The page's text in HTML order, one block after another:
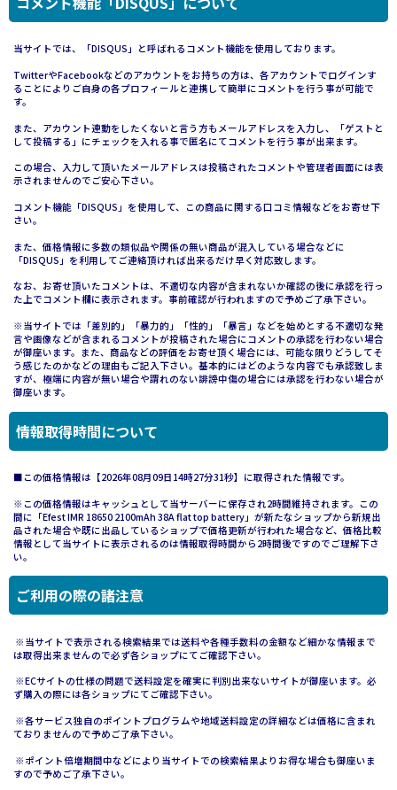
当サイトでは、「DISQUS」と呼ばれるコメント機能を使用しております。
TwitterやFacebookなどのアカウントをお持ちの方は、各アカウントでログインす
ることによりご自身の各プロフィールと連携して簡単にコメントを行う事が可能で
す。
また、アカウント連動をしたくないと言う方もメールアドレスを入力し、「ゲストと
して投稿する」にチェックを入れる事で匿名にてコメントを行う事が出来ます。
この場合、入力して頂いたメールアドレスは投稿されたコメントや管理者画面には表
示されませんのでご安心下さい。
コメント機能「DISQUS」を使用して、この商品に関する口コミ情報などをお寄せ下
さい。
また、価格情報に多数の類似品や関係の無い商品が混入している場合などに
「DISQUS」を利用してご連絡頂ければ出来るだけ早く対応致します。
なお、お寄せ頂いたコメントは、不適切な内容が含まれないか確認の後に承認を行っ
た上でコメント欄に表示されます。事前確認が行われますので予めご了承下さい。
※当サイトでは「差別的」「暴力的」「性的」「暴言」などを始めとする不適切な発
言や画像などが含まれるコメントが投稿された場合にコメントの承認を行わない場合
が御座います。また、商品などの評価をお寄せ頂く場合には、可能な限りどうしてそ
う感じたのかなどの理由もご記入下さい。基本的にはどのような内容でも承認致しま
すが、極端に内容が無い場合や謂れのない誹謗中傷の場合には承認を行わない場合が
御座います。
情報取得時間について
■この価格情報は【2026年08月09日14時27分31秒】に取得された情報です。
※この価格情報はキャッシュとして当サーバーに保存され2時間維持されます。この
間に「Efest IMR 18650 2100mAh 38A flat top battery」が新たなショップから新規出
品された場合や既に出品しているショップで価格更新が行われた場合など、価格比較
情報として当サイトに表示されるのは情報取得時間から2時間後ですのでご理解下さ
い。
ご利用の際の諸注意
※当サイトで表示される検索結果では送料や各種手数料の金額など細かな情報まで
は取得出来ませんので必ず各ショップにてご確認下さい。
※ECサイトの仕様の問題で送料設定を確実に判別出来ないサイトが御座います。必
ず購入の際には各ショップにてご確認下さい。
※各サービス独自のポイントプログラムや地域送料設定の詳細などは価格に含まれ
ておりませんので予めご了承下さい。
※ポイント倍増期間中などにより当サイトでの検索結果よりお得な場合も御座いま
すので予めご了承下さい。